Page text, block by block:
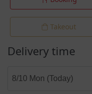
Takeout
Delivery time
8/10 Mon (Today)